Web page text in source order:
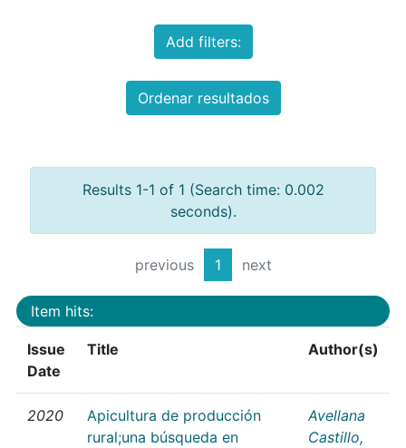
Add filters:
Ordenar resultados
Results 1-1 of 1 (Search time: 0.002
seconds).
previous 1 next
Item hits:
Issue
Date
Title Author(s)
2020
Apicultura de producción
rural;una búsqueda en
Avellana
Castillo,